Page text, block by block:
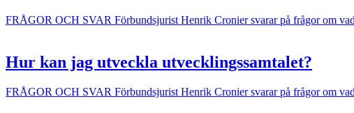
FRÅGOR OCH SVAR Förbundsjurist Henrik Cronier svarar på frågor om
Hur kan jag utveckla utvecklingssamtalet?
FRÅGOR OCH SVAR Förbundsjurist Henrik Cronier svarar på frågor om